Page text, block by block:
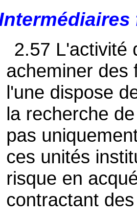
2.57 L'activité
acheminer des
l'une dispose
la recherche
pas
ces unités
risque en
contractant